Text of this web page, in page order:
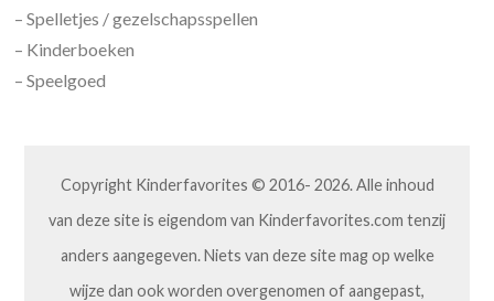
– Spelletjes / gezelschapsspellen
– Kinderboeken
– Speelgoed
Copyright Kinderfavorites © 2016- 2026. Alle inhoud
van deze site is eigendom van Kinderfavorites.com tenzij
anders aangegeven. Niets van deze site mag op welke
wijze dan ook worden overgenomen of aangepast,